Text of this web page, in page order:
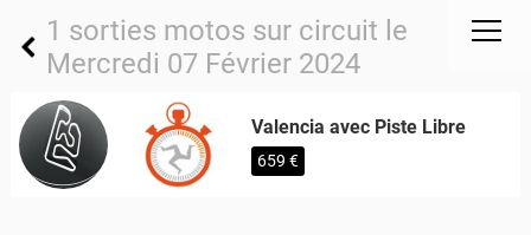
1 sorties motos sur circuit le
Mercredi 07 Février 2024
Valencia avec Piste Libre
659 €